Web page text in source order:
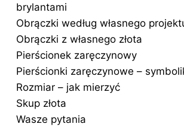
brylantami
Obrączki według własnego
Obrączki z własnego złota
Pierścionek zaręczynowy
Pierścionki zaręczynowe –
Rozmiar – jak mierzyć
Skup złota
Wasze pytania